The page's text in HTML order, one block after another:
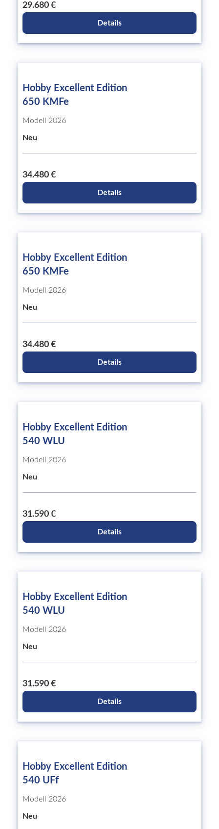
29.680 €
Details
Hobby Excellent Edition
650 KMFe
Modell 2026
Neu
34.480 €
Details
Hobby Excellent Edition
650 KMFe
Modell 2026
Neu
34.480 €
Details
Hobby Excellent Edition
540 WLU
Modell 2026
Neu
31.590 €
Details
Hobby Excellent Edition
540 WLU
Modell 2026
Neu
31.590 €
Details
Hobby Excellent Edition
540 UFf
Modell 2026
Neu